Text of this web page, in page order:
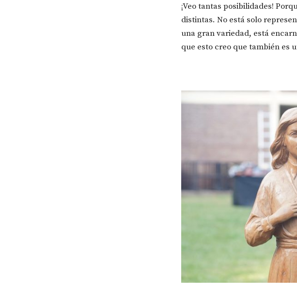
¡Veo tantas posibilidades!
distintas. No está solo
una gran variedad, está
que esto creo que también es